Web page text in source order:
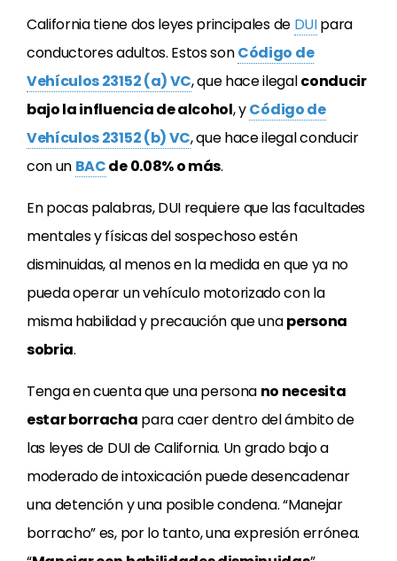
California tiene dos leyes principales de DUIpara
conductores adultos. Estos sonCódigo de
Vehículos 23152 (a) VC, que hace ilegalconducir
bajo la influencia de alcohol, yCódigo de
Vehículos 23152 (b) VC, que hace ilegal conducir
con un BACde 0.08% o más.
En pocas palabras,DUIrequiere que las facultades
mentales y físicas del sospechoso estén
disminuidas, al menos en la medida en que ya no
pueda operar un vehículo motorizado con la
misma habilidad y precaución que unapersona
sobria.
Tenga en cuenta que una persona no necesita
estar borracha para caer dentro del ámbito de
las leyes de DUIde California. Un grado bajo a
moderado de intoxicación puede desencadenar
una detención y una posible condena. “Manejar
borracho” es, por lo tanto, una expresión errónea.